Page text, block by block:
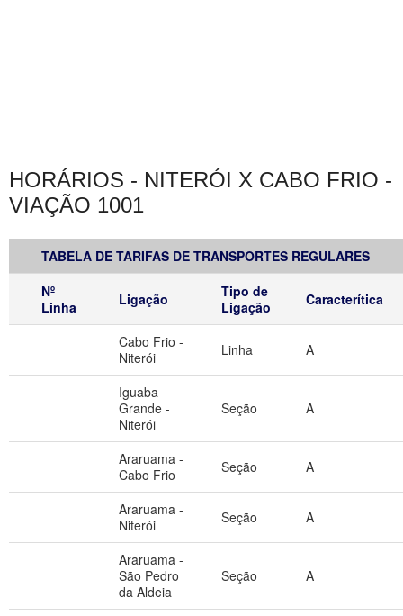
HORÁRIOS - NITERÓI X CABO FRIO -
VIAÇÃO 1001
TABELA DE TARIFAS DE TRANSPORTES REGULARES
Nº
Linha
Ligação
Tipo de
Ligação
Caracterítica
Cabo Frio -
Niterói
Linha A
Iguaba
Grande -
Niterói
Seção A
Araruama -
Cabo Frio
Seção A
Araruama -
Niterói
Seção A
Araruama -
São Pedro
da Aldeia
Seção A